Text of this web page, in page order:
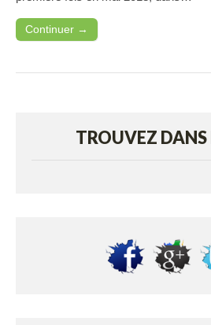
Continuer →
TROUVEZ DANS